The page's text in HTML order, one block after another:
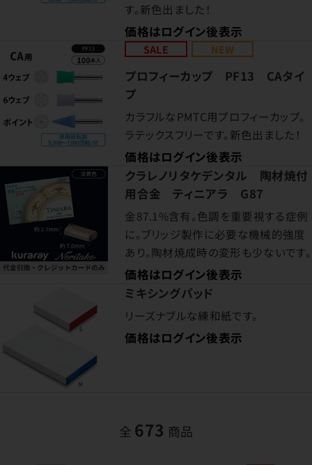
す。新色出ました！
価格はログイン後表示
SALE NEW
プロフィーカップ PF13 CAタイ
プ
カラフルなPMTC用プロフィーカップ。
ラテックスフリーです。新色出ました！
価格はログイン後表示
クラレノリタケデンタル 陶材焼付
用合金 ティニアラ G87
金87.1%含有。色調を重要視する症例
に。ブリッジ製作に必要な機械的強度
あり。陶材焼成時の変形も少ないです。
価格はログイン後表示
ミキシングパッド
リーズナブルな練和紙です。
価格はログイン後表示
全 673 商品